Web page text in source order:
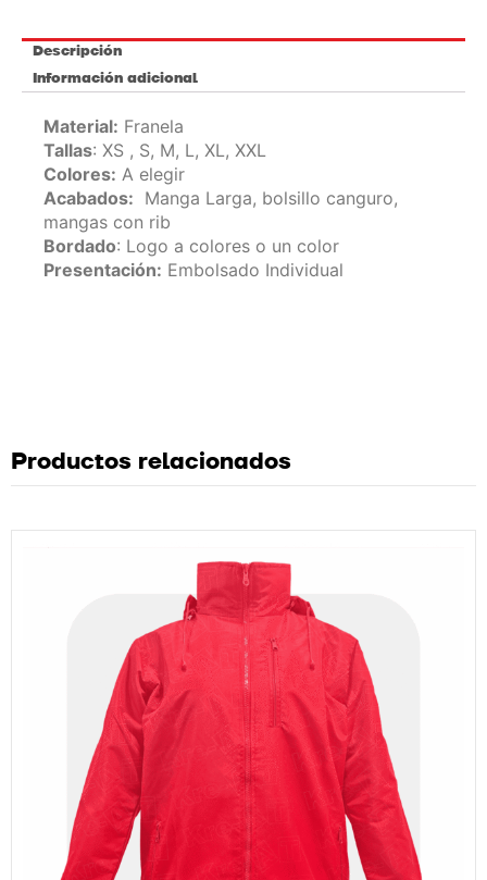
Descripción
Información adicional
Material: Franela
Tallas: XS , S, M, L, XL, XXL
Colores: A elegir
Acabados: Manga Larga, bolsillo canguro,
mangas con rib
Bordado: Logo a colores o un color
Presentación: Embolsado Individual
Productos relacionados